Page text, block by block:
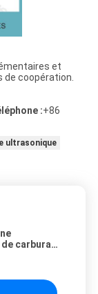
et
coopération.
:+86
ultrasonique
de carburant